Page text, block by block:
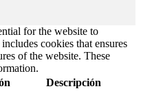
for the website to
cookies that ensures
of the website. These
Descripción